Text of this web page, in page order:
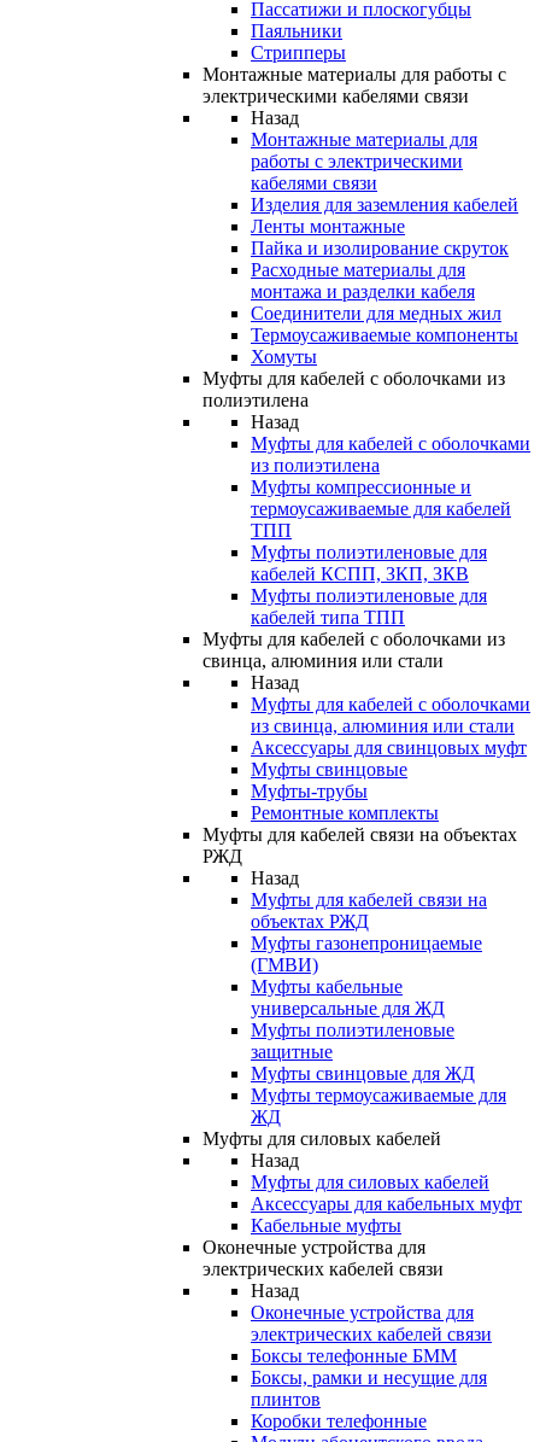
Пассатижи и плоскогубцы
Паяльники
Стрипперы
Монтажные материалы для работы с
электрическими кабелями связи
Назад
Монтажные материалы для
работы с электрическими
кабелями связи
Изделия для заземления кабелей
Ленты монтажные
Пайка и изолирование скруток
Расходные материалы для
монтажа и разделки кабеля
Соединители для медных жил
Термоусаживаемые компоненты
Хомуты
Муфты для кабелей с оболочками из
полиэтилена
Назад
Муфты для кабелей с оболочками
из полиэтилена
Муфты компрессионные и
термоусаживаемые для кабелей
ТПП
Муфты полиэтиленовые для
кабелей КСПП, ЗКП, ЗКВ
Муфты полиэтиленовые для
кабелей типа ТПП
Муфты для кабелей с оболочками из
свинца, алюминия или стали
Назад
Муфты для кабелей с оболочками
из свинца, алюминия или стали
Аксессуары для свинцовых муфт
Муфты свинцовые
Муфты-трубы
Ремонтные комплекты
Муфты для кабелей связи на объектах
РЖД
Назад
Муфты для кабелей связи на
объектах РЖД
Муфты газонепроницаемые
(ГМВИ)
Муфты кабельные
универсальные для ЖД
Муфты полиэтиленовые
защитные
Муфты свинцовые для ЖД
Муфты термоусаживаемые для
ЖД
Муфты для силовых кабелей
Назад
Муфты для силовых кабелей
Аксессуары для кабельных муфт
Кабельные муфты
Оконечные устройства для
электрических кабелей связи
Назад
Оконечные устройства для
электрических кабелей связи
Боксы телефонные БММ
Боксы, рамки и несущие для
плинтов
Коробки телефонные